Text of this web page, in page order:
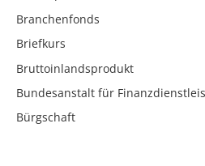
Branchenfonds
Briefkurs
Bruttoinlandsprodukt
Bundesanstalt für
Bürgschaft